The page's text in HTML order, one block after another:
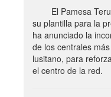
El Pamesa
su plantilla para la
ha anunciado la
de los centrales
lusitano, para
el centro de la red.